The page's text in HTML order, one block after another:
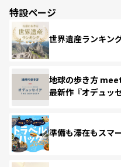
特設ページ
世界遺産ランキン
地球の歩き方
最新作『オデュッ
準備も滞在もスマ